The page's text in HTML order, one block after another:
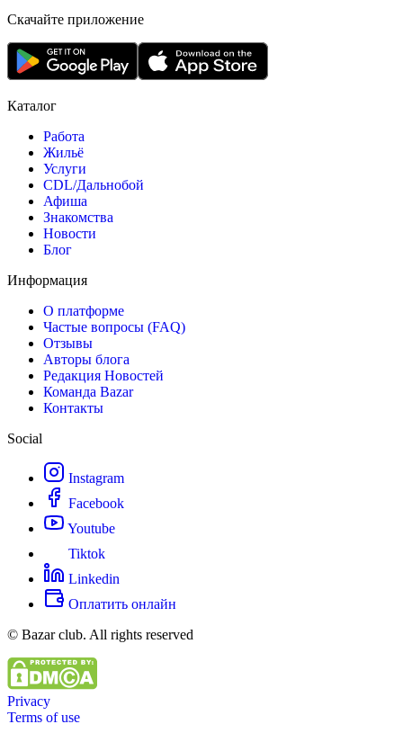
Скачайте приложение
Каталог
Работа
Жильё
Услуги
CDL/Дальнобой
Афиша
Знакомства
Новости
Блог
Информация
О платформе
Частые вопросы (FAQ)
Отзывы
Авторы блога
Редакция Новостей
Команда Bazar
Контакты
Social
Instagram
Facebook
Youtube
Tiktok
Linkedin
Оплатить онлайн
© Bazar club. All rights reserved
Privacy
Terms of use